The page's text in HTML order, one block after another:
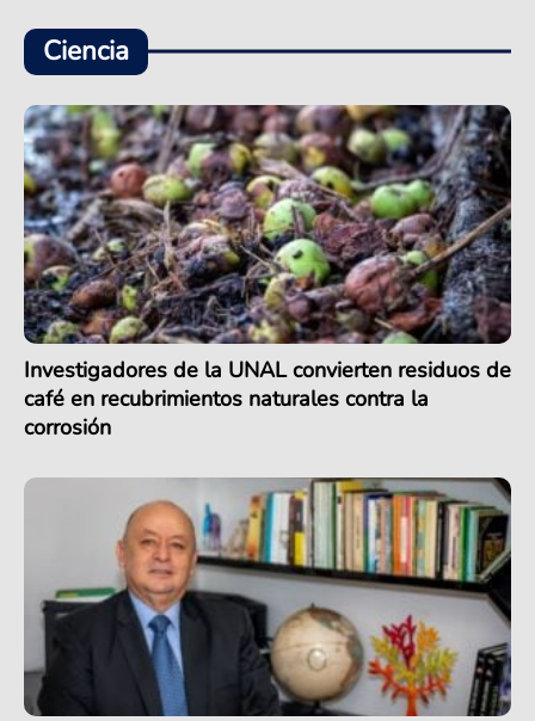
Ciencia
Investigadores de la UNAL convierten residuos de
café en recubrimientos naturales contra la
corrosión